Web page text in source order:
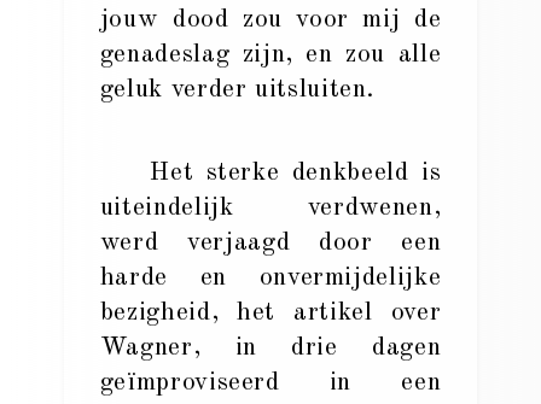
jouw dood zou voor mij de
genadeslag zijn, en zou alle
geluk verder uitsluiten.
Het sterke denkbeeld is
uiteindelijk verdwenen,
werd verjaagd door een
harde en onvermijdelijke
bezigheid, het artikel over
Wagner, in drie dagen
geïmproviseerd in een